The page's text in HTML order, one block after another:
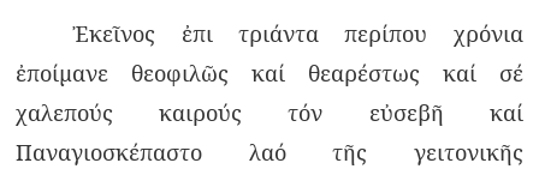
Ἐκεῖνος ἐπι τριάντα περίπου χρόνια
ἐποίμανε θεοφιλῶς καί θεαρέστως καί σέ
χαλεπούς καιρούς τόν εὐσεβῆ καί
Παναγιοσκέπαστο λαό τῆς γειτονικῆς